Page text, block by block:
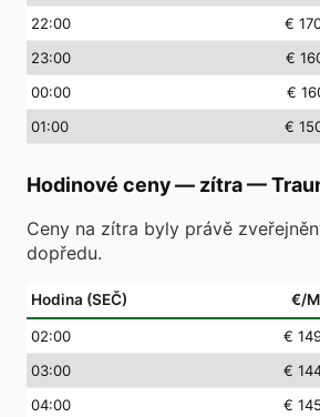
22:00 €
23:00 €
00:00 €
01:00 €
Hodinové ceny — zítra—
Ceny na zítra byly právě
dopředu.
Hodina (SEČ) €/
02:00 €
03:00 €
04:00 €